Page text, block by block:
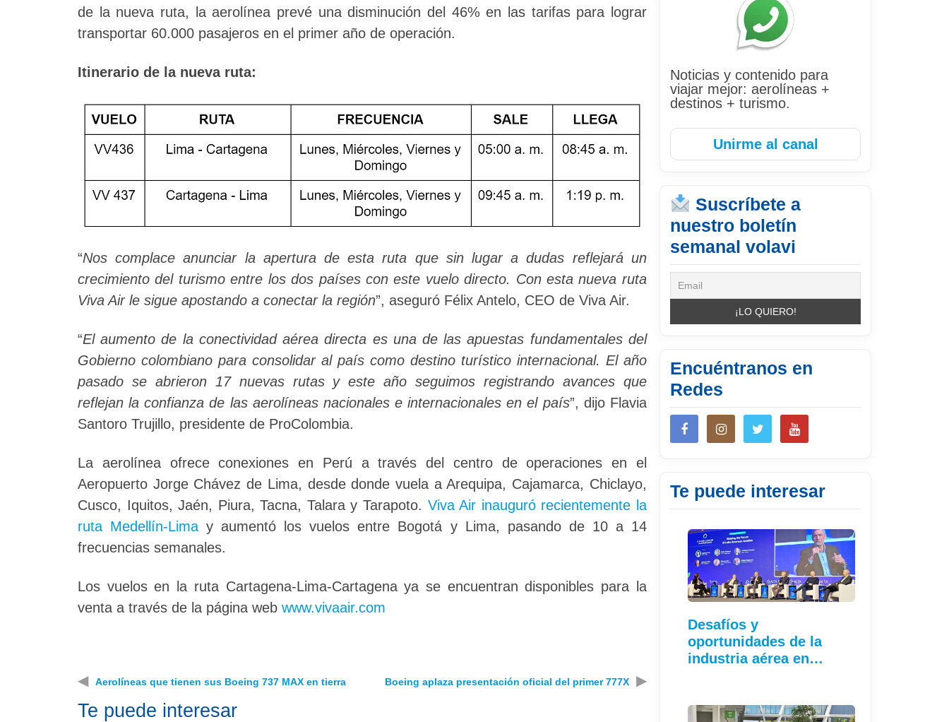
de la nueva ruta, la aerolínea prevé una disminución del 46% en las tarifas para lograr
transportar 60.000 pasajeros en el primer año de operación.
Itinerario de la nueva ruta:
“Nos complace anunciar la apertura de esta ruta que sin lugar a dudas reflejará un
crecimiento del turismo entre los dos países con este vuelo directo. Con esta nueva ruta
Viva Air le sigue apostando a conectar la región”, aseguró Félix Antelo, CEO de Viva Air.
“El aumento de la conectividad aérea directa es una de las apuestas fundamentales del
Gobierno colombiano para consolidar al país como destino turístico internacional. El año
pasado se abrieron 17 nuevas rutas y este año seguimos registrando avances que
reflejan la confianza de las aerolíneas nacionales e internacionales en el país”, dijo Flavia
Santoro Trujillo, presidente de ProColombia.
La aerolínea ofrece conexiones en Perú a través del centro de operaciones en el
Aeropuerto Jorge Chávez de Lima, desde donde vuela a Arequipa, Cajamarca, Chiclayo,
Cusco, Iquitos, Jaén, Piura, Tacna, Talara y Tarapoto. Viva Air inauguró recientemente la
ruta Medellín-Lima y aumentó los vuelos entre Bogotá y Lima, pasando de 10 a 14
frecuencias semanales.
Los vuelos en la ruta Cartagena-Lima-Cartagena ya se encuentran disponibles para la
venta a través de la página web www.vivaair.com
◀ Aerolíneas que tienen sus Boeing 737 MAX en tierra Boeing aplaza presentación oficial del primer 777X ▶
Te puede interesar
Noticias y contenido para
viajar mejor: aerolíneas +
destinos + turismo.
Unirme al canal
Suscríbete a
nuestro boletín
semanal volavi
Encuéntranos en
Redes
Te puede interesar
Desafíos y
oportunidades de la
industria aérea en…